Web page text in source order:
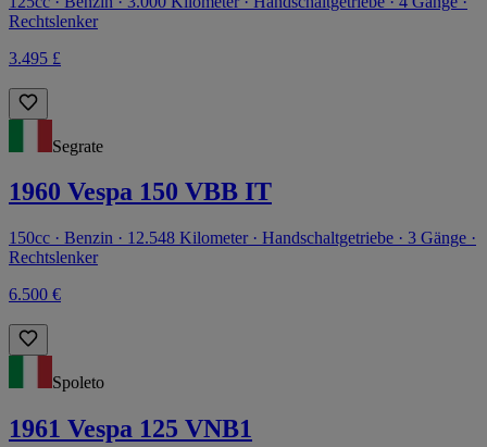
Rechtslenker
3.495 £
Segrate
1960 Vespa 150 VBB IT
150cc · Benzin · 12.548 Kilometer · Handschaltgetriebe · 3 Gänge ·
Rechtslenker
6.500 €
Spoleto
1961 Vespa 125 VNB1